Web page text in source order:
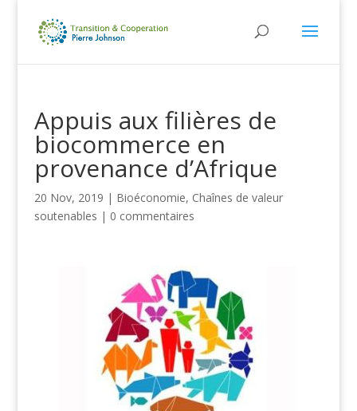
Appuis aux filières de
biocommerce en
provenance d’Afrique
20 Nov, 2019 | Bioéconomie, Chaînes de valeur
soutenables | 0 commentaires